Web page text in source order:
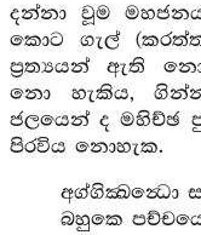
දන්නා වූම
කොට ගැල්
ප්‍රත්‍යයන් ඇති
නො හැකිය,
ජලයෙන් ද මහිච්ඡ
පිරවිය නොහැක.
අග්ගික්‍ඛන්‍ධො
බහුකෙ